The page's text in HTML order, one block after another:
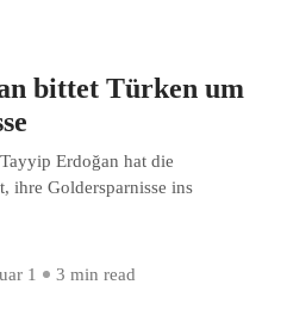
bittet Türken um
Erdoğan hat die
ihre Goldersparnisse ins
1 3 min read